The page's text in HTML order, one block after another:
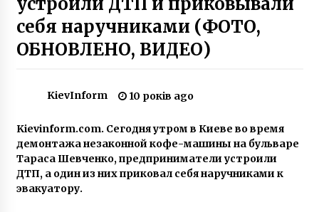
6 років ago
Погибла девочка: появились подробности о
жертвах взрыва в Фастове
8 років ago
В Киеве впервые в Украине пройдут гонки на
себя наручниками (ФОТО,
ОБНОВЛЕНО, ВИДЕО)
KievInform 10 років ago
Kievinform.com. Сегодня утром в Киеве во время
демонтажа незаконной кофе-машины на бульваре
Тараса Шевченко, предприниматели устроили
ДТП, а один из них приковал себя наручниками к
эвакуатору.